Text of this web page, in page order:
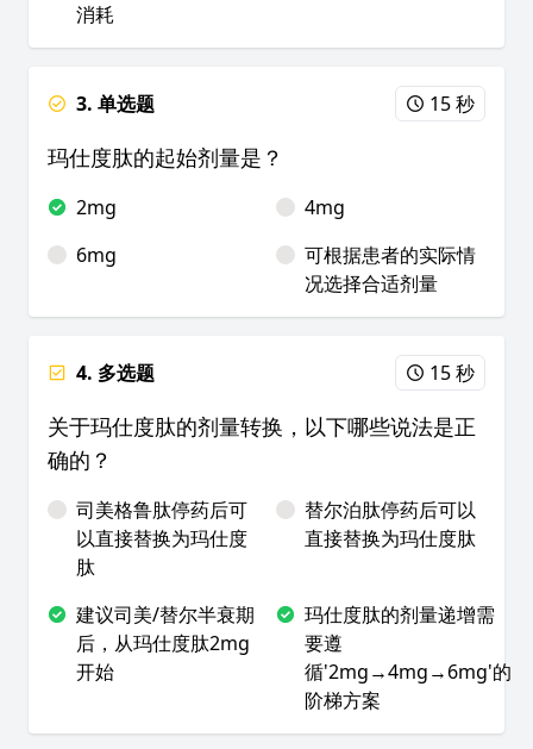
消耗
3. 单选题 15 秒
玛仕度肽的起始剂量是？
2mg
4mg
6mg
可根据患者的实际情
况选择合适剂量
4. 多选题 15 秒
关于玛仕度肽的剂量转换，以下哪些说法是正
确的？
司美格鲁肽停药后可
以直接替换为玛仕度
肽
替尔泊肽停药后可以
直接替换为玛仕度肽
建议司美/替尔半衰期
后，从玛仕度肽2mg
开始
玛仕度肽的剂量递增需
要遵
循'2mg→4mg→6mg'的
阶梯方案